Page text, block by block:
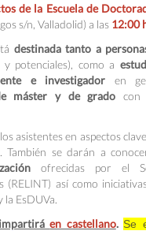
de la Escuela de
s/n, Valladolid) a las 12:00
destinada tanto a
y potenciales), como a
e investigador en
máster y de grado con
asistentes en aspectos
. También se darán a
ofrecidas por el
(RELINT) así como
EsDUVa.
en castellano. Se